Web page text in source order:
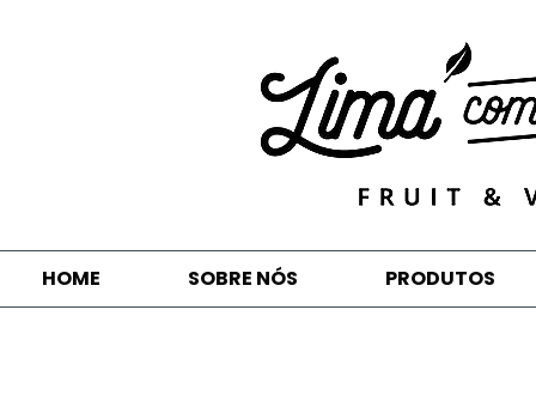
HOME SOBRE NÓS PRODUTOS